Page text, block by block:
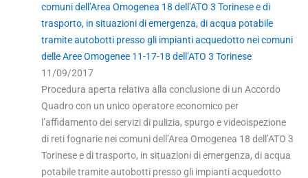
comuni dell’Area Omogenea 18 dell’ATO 3 Torinese e di
trasporto, in situazioni di emergenza, di acqua potabile
tramite autobotti presso gli impianti acquedotto nei comuni
delle Aree Omogenee 11-17-18 dell’ATO 3 Torinese
11/09/2017
Procedura aperta relativa alla conclusione di un Accordo
Quadro con un unico operatore economico per
l’affidamento dei servizi di pulizia, spurgo e videoispezione
di reti fognarie nei comuni dell’Area Omogenea 18 dell’ATO 3
Torinese e di trasporto, in situazioni di emergenza, di acqua
potabile tramite autobotti presso gli impianti acquedotto